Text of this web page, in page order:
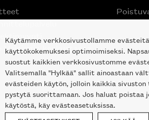
Helsingin keskustassa
Käytämme verkkosivustollamme evästeitä
käyttökokemuksesi optimoimiseksi.
suostut kaikkien verkkosivustomme
Valitsemalla "Hylkää" sallit ainoastaan
evästeiden käytön, jolloin kaikkia sivuston
pystytä suorittamaan. Jos haluat poistaa
käytöstä, käy evästeasetuksissa.